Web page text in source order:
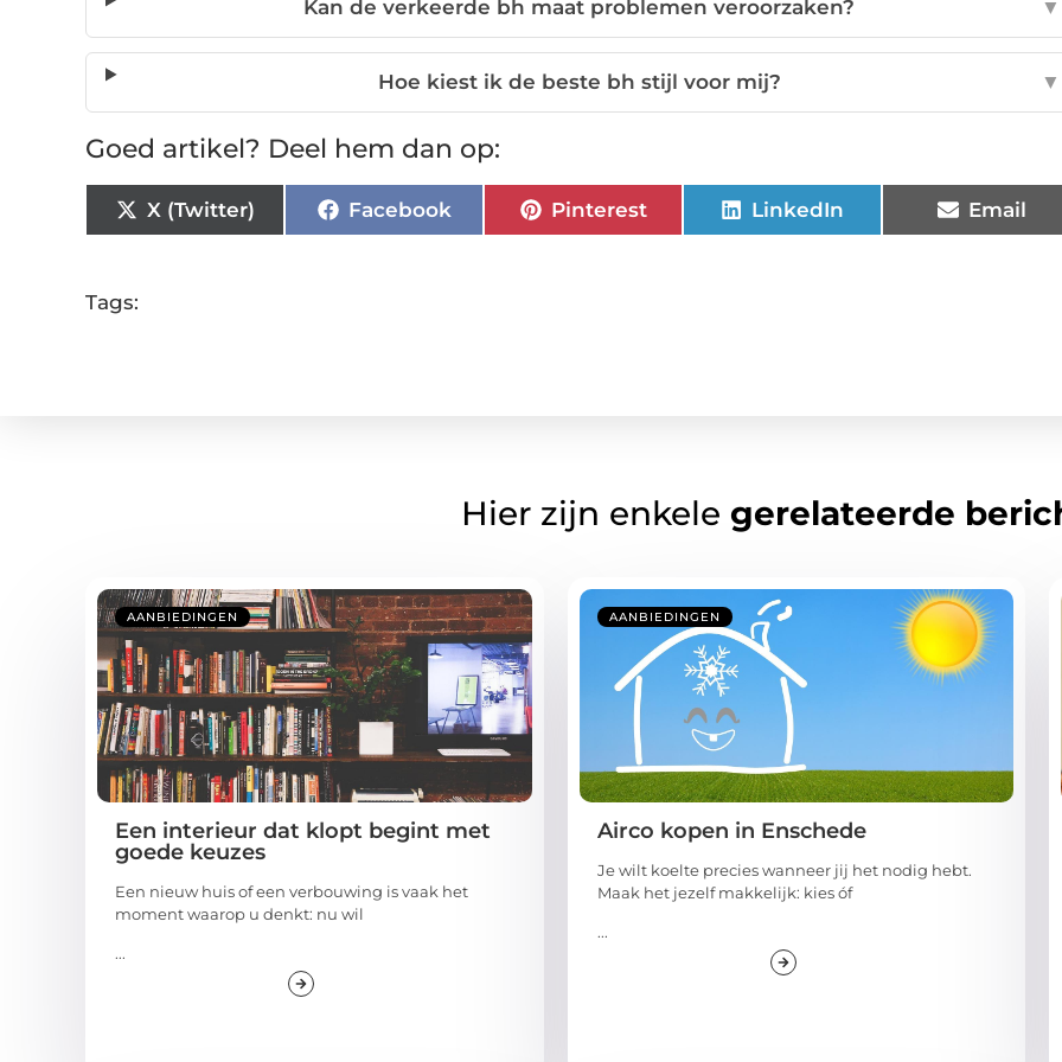
Kan de verkeerde bh maat problemen veroorzaken? ▼
Hoe kiest ik de beste bh stijl voor mij? ▼
Goed artikel? Deel hem dan op:
X (Twitter) Facebook Pinterest LinkedIn Email
Tags:
Hier zijn enkele gerelateerde
AANBIEDINGEN
Een interieur dat klopt begint met
goede keuzes
Een nieuw huis of een verbouwing is vaak het
moment waarop u denkt: nu wil
...
AANBIEDINGEN
Airco kopen in Enschede
Je wilt koelte precies wanneer jij het nodig hebt.
Maak het jezelf makkelijk: kies óf
...